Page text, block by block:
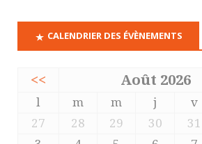
CALENDRIER DES ÉVÈNEMENTS
<< Août 2026
l m m j v
27
28 29 30 31